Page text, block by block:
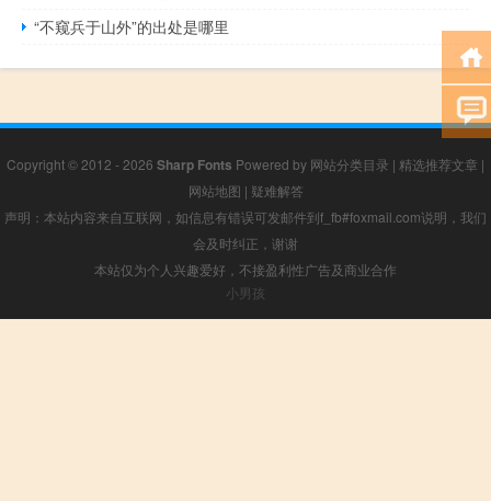
“不窥兵于山外”的出处是哪里
Copyright © 2012 - 2026 Sharp Fonts Powered by 网站分类目录 | 精选推荐文章 |
网站地图 | 疑难解答
声明：本站内容来自互联网，如信息有错误可发邮件到f_fb#foxmail.com说明，我们
会及时纠正，谢谢
本站仅为个人兴趣爱好，不接盈利性广告及商业合作
小男孩